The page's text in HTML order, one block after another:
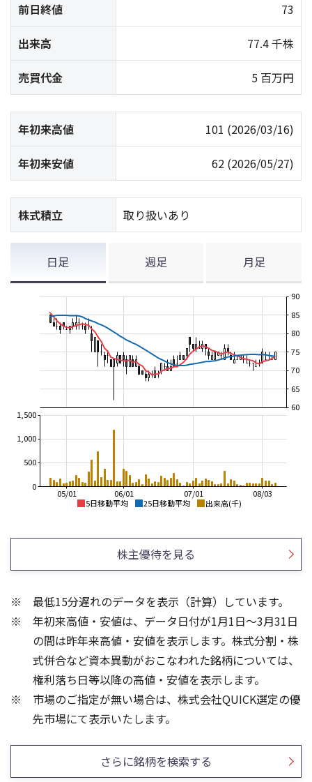
前日終値 73
出来高 77.4 千株
売買代金 5 百万円
年初来高値 101 (2026/03/16)
年初来安値 62 (2026/05/27)
株式積立 取り扱いあり
日足 週足 月足
5日移動平均 25日移動平均 出来高(千)
08/03
07/01
06/01
05/01
60
65
70
75
80
85
90
0
500
1,000
1,500
25/12
25/10
25/08
25/06
25/04
50
60
90
100
110
2
24/01
23/01
22/01
21/01
50
60
100
110
120
株主優待を見る
最低15分遅れのデータを表示（計算）しています。
年初来高値・安値は、データ日付が1月1日～3月31日
の間は昨年来高値・安値を表示します。株式分割・株
式併合など資本異動がおこなわれた銘柄については、
権利落ち日等以降の高値・安値を表示します。
市場のご指定が無い場合は、株式会社QUICK選定の優
先市場にて表示いたします。
さらに銘柄を検索する